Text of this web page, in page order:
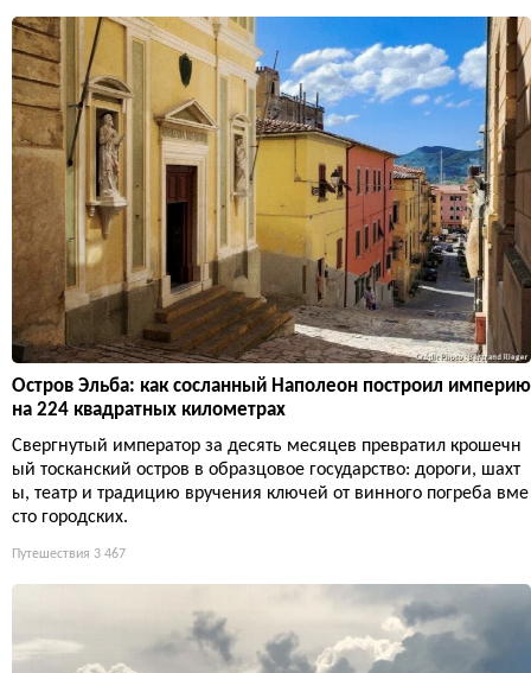
Остров Эльба: как сосланный Наполеон построил империю
на 224 квадратных километрах
Свергнутый император за десять месяцев превратил крошечн
ый тосканский остров в образцовое государство: дороги, шахт
ы, театр и традицию вручения ключей от винного погреба вме
сто городских.
Путешествия 3 467